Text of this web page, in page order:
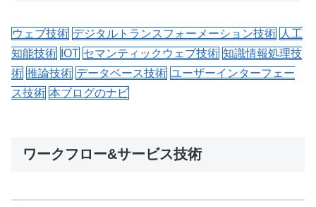
ウェブ技術 デジタルトランスフォーメーション技術 人工
知能技術 IOT セマンティックウェブ技術 知識情報処理技
術 推論技術 データベース技術 ユーザーインターフェー
ス技術 本ブログのナビ
ワークフロー&サービス技術